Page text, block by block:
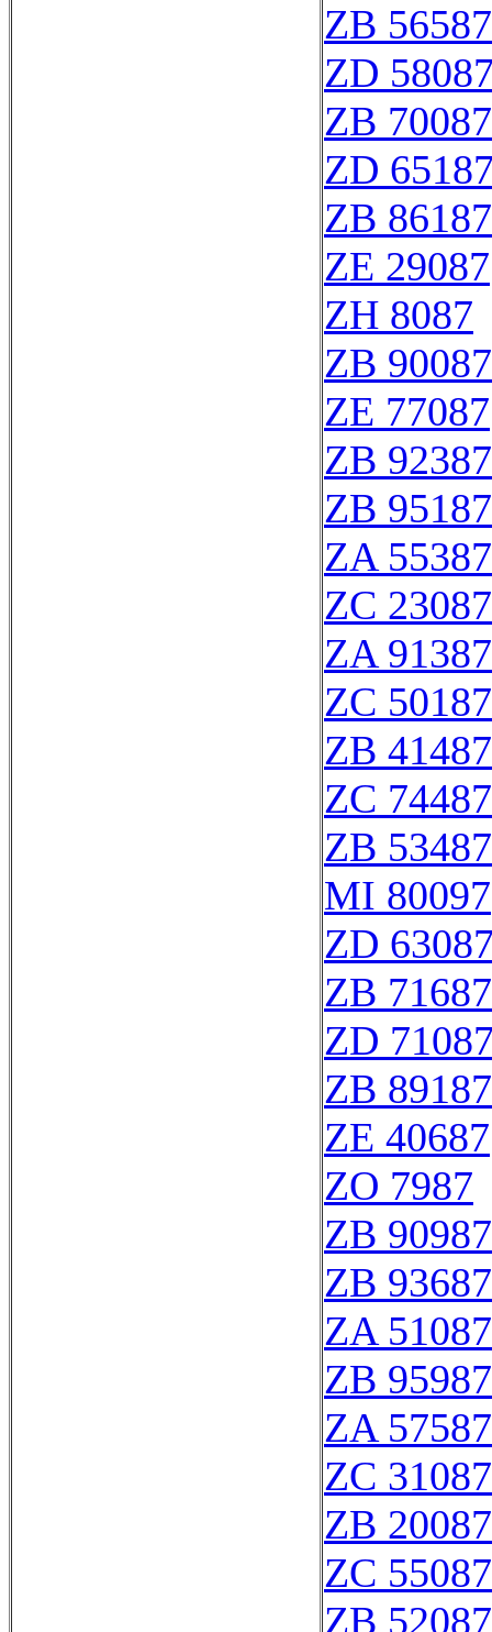
ZB 56587
ZD
ZB 70087
ZD
ZB 86187
ZE 29087
ZH 8087
ZB 90087
ZE 77087
ZB 92387
ZB 95187
ZA 55387
ZC 23087
ZA 91387
ZC 50187
ZB 41487
ZC 74487
ZB 53487
MI 80097
ZD
ZB 71687
ZD
ZB 89187
ZE 40687
ZO 7987
ZB 90987
ZB 93687
ZA 51087
ZB 95987
ZA 57587
ZC 31087
ZB 20087
ZC 55087
ZB 52087